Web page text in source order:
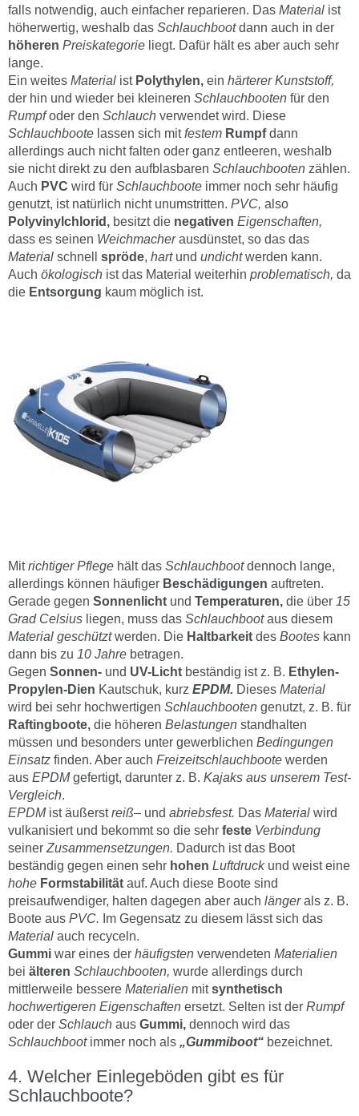
falls notwendig, auch einfacher reparieren. Das Material ist
höherwertig, weshalb das Schlauchbootdann auch in der
höheren Preiskategorie liegt. Dafür hält es aber auch sehr
lange.
Ein weites Material ist Polythylen, ein härterer Kunststoff,
der hin und wieder bei kleineren Schlauchbooten für den
Rumpfoder den Schlauch verwendet wird. Diese
Schlauchboote lassen sich mitfestem Rumpfdann
allerdings auch nicht falten oder ganz entleeren, weshalb
sie nicht direkt zu den aufblasbaren Schlauchbooten zählen.
Auch PVC wird für Schlauchboote immer noch sehr häufig
genutzt, ist natürlich nicht unumstritten. PVC, also
Polyvinylchlorid, besitzt die negativen Eigenschaften,
dass es seinen Weichmacherausdünstet, so das das
Material schnell spröde, hartund undichtwerden kann.
Auch ökologisch ist das Material weiterhin problematisch, da
die Entsorgung kaum möglich ist.
Mitrichtiger Pflege hält das Schlauchbootdennoch lange,
allerdings können häufiger Beschädigungen auftreten.
Gerade gegen Sonnenlicht und Temperaturen, die über 15
Grad Celsius liegen, muss das Schlauchbootaus diesem
Material geschütztwerden. Die Haltbarkeit des Bootes kann
dann bis zu 10 Jahre betragen.
Gegen Sonnen- und UV-Licht beständig ist z. B. Ethylen-
Propylen-Dien Kautschuk, kurz EPDM. Dieses Material
wird bei sehr hochwertigen Schlauchbooten genutzt, z. B. für
Raftingboote, die höheren Belastungen standhalten
müssen und besonders unter gewerblichen Bedingungen
Einsatz finden. Aber auch Freizeitschlauchboote werden
aus EPDMgefertigt, darunter z. B. Kajaks aus unserem Test-
Vergleich.
EPDMist äußerstreiß– und abriebsfest. Das Material wird
vulkanisiert und bekommt so die sehr feste Verbindung
seiner Zusammensetzungen. Dadurch ist das Boot
beständig gegen einen sehr hohen Luftdruckund weist eine
hohe Formstabilität auf. Auch diese Boote sind
preisaufwendiger, halten dagegen aber auch längerals z. B.
Boote aus PVC. Im Gegensatz zu diesem lässt sich das
Material auch recyceln.
Gummi war eines der häufigsten verwendeten Materialien
bei älteren Schlauchbooten, wurde allerdings durch
mittlerweile bessere Materialien mitsynthetisch
hochwertigeren Eigenschaften ersetzt. Selten ist der Rumpf
oder der Schlauch aus Gummi, dennoch wird das
Schlauchbootimmer noch als „Gummiboot“ bezeichnet.
Welcher Einlegeböden gibt es für
Schlauchboote?